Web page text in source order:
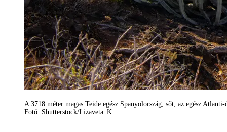
A 3718 méter magas Teide egész Spanyolország, sőt, az egész Atlanti-
Fotó: Shutterstock/Lizaveta_K